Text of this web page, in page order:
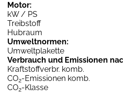
Motor:
kW / PS
Treibstoff
Hubraum
Umweltnormen:
Umweltplakette
Verbrauch und Emissionen
Kraftstoffverbr. komb.
CO2-Emissionen komb.
CO2-Klasse